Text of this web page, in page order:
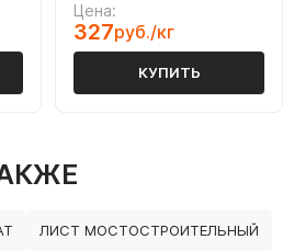
Цена:
327руб./кг
КУПИТЬ
ЛИСТ МОСТОСТРОИТЕЛЬНЫЙ